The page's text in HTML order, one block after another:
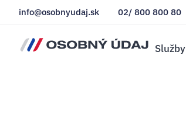
info@osobnyudaj.sk 02/ 800 800 80
Služby